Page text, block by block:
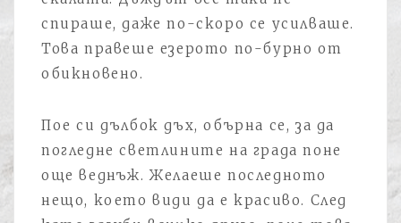
спираше, даже по-скоро се усилваше.
Това правеше езерото по-бурно от
обикновено.
Пое си дълбок дъх, обърна се, за да
погледне светлините на града поне
още веднъж. Желаеше последното
нещо, което види да е красиво. След